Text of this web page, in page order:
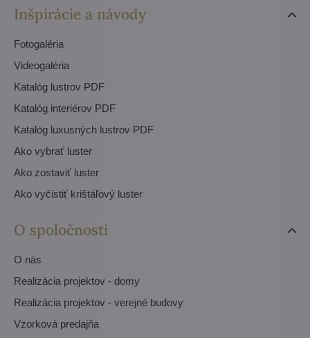
Inšpirácie a návody
Fotogaléria
Videogaléria
Katalóg lustrov PDF
Katalóg interiérov PDF
Katalóg luxusných lustrov PDF
Ako vybrať luster
Ako zostaviť luster
Ako vyčistiť krištáľový luster
O spoločnosti
O nás
Realizácia projektov - domy
Realizácia projektov - verejné budovy
Vzorková predajňa